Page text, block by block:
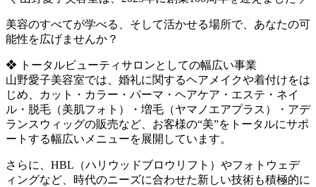
美容のすべてが学べる、そして活かせる場所で、あなたの可
能性を広げませんか？
❖ トータルビューティサロンとしての幅広い事業
山野愛子美容室では、婚礼に関するヘアメイクや着付けをは
じめ、カット・カラー・パーマ・ヘアケア・エステ・ネイ
ル・脱毛（美肌フォト）・増毛（ヤマノエアプラス）・アデ
ランスウィッグの販売など、お客様の“美”をトータルにサポ
ートする幅広いメニューを展開しています。
さらに、HBL（ハリウッドブロウリフト）やフォトウェデ
ィングなど、時代のニーズに合わせた新しい技術も積極的に